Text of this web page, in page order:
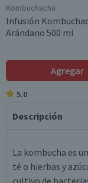
Kombuchacha
Infusión
Arándano 500 ml
Agregar
5.0
Descripción
La kombucha es
té o hierbas y
cultivo de